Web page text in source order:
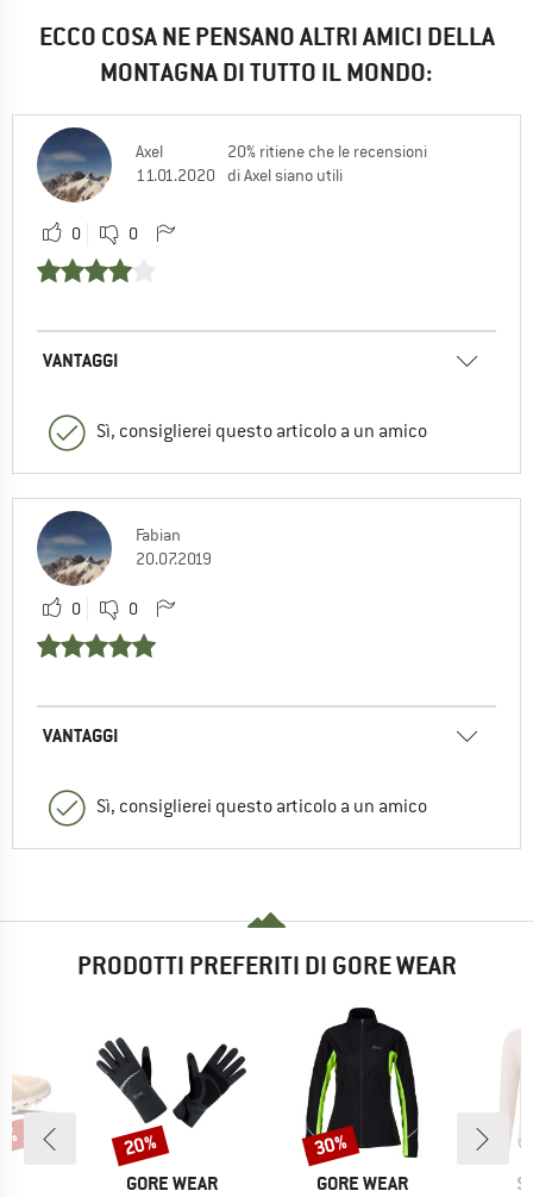
ECCO COSA NE PENSANO ALTRI AMICI DELLA
MONTAGNA DI TUTTO IL MONDO:
Axel
11.01.2020
20% ritiene che le recensioni
di Axel siano utili
0 0
VANTAGGI
Sì, consiglierei questo articolo a un amico
Fabian
20.07.2019
0 0
VANTAGGI
Sì, consiglierei questo articolo a un amico
PRODOTTI PREFERITI DI GORE WEAR
MARCHIO
GORE WEAR
Sconto
20%
MARCHIO
GORE WEAR
Sconto
30%